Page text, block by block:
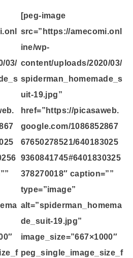
03/
[peg-image
src=”https://amecomi.onl
ine/wp-
content/uploads/2020/03/
spiderman_homemade_s
uit-19.jpg”
href=”https://picasaweb.
google.com/1086852867
67650278521/640183025
9360841745#6401830325
378270018″ caption=””
type=”image”
alt=”spiderman_homema
de_suit-19.jpg”
image_size=”667×1000″
peg_single_image_size_f